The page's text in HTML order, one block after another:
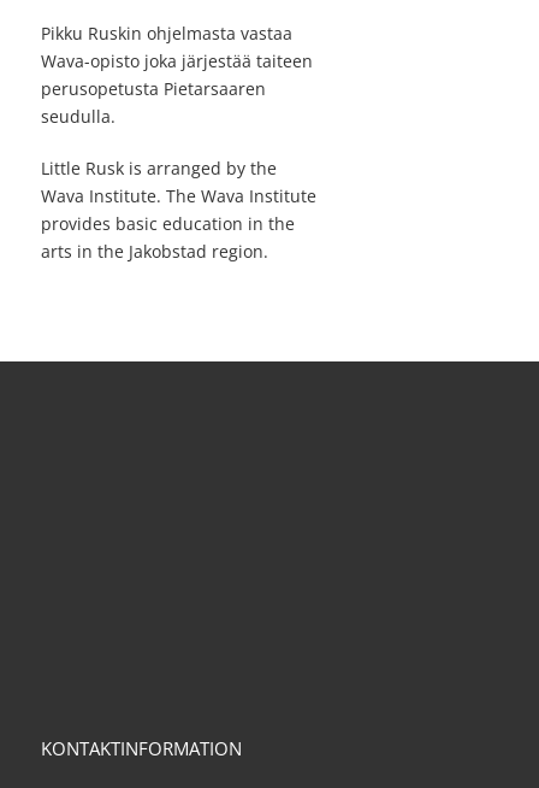
Pikku Ruskin ohjelmasta vastaa
Wava-opisto joka järjestää taiteen
perusopetusta Pietarsaaren
seudulla.
Little Rusk is arranged by the
Wava Institute. The Wava Institute
provides basic education in the
arts in the Jakobstad region.
KONTAKTINFORMATION